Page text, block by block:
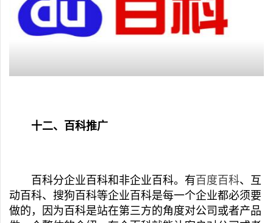
十二、百科推广
百科分企业百科和非企业百科。有 百度百科、互
动百科、搜狗百科等企业百科是每一个企业都必须要
做的，因为百科是站在第三方的角度对公司或者产品